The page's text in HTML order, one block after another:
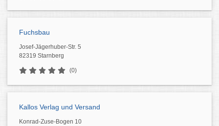
Fuchsbau
Josef-Jägerhuber-Str. 5
82319 Starnberg
(0)
Kallos Verlag und Versand
Konrad-Zuse-Bogen 10